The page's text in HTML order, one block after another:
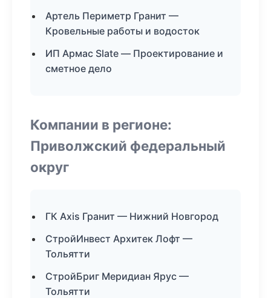
Артель Периметр Гранит —
Кровельные работы и водосток
ИП Армас Slate — Проектирование и
сметное дело
Компании в регионе:
Приволжский федеральный
округ
ГК Axis Гранит — Нижний Новгород
СтройИнвест Архитек Лофт —
Тольятти
СтройБриг Меридиан Ярус —
Тольятти